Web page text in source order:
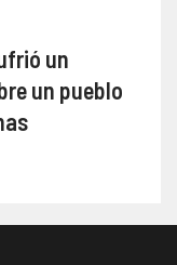
un
un pueblo